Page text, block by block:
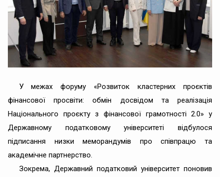
У межах форуму «Розвиток кластерних проєктів
фінансової просвіти: обмін досвідом та реалізація
Національного проєкту з фінансової грамотності 2.0» у
Державному податковому університеті відбулося
підписання низки меморандумів про співпрацю та
академічне партнерство.
Зокрема, Державний податковий університет поновив